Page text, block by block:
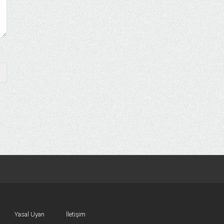
Yasal Uyarı İletişim